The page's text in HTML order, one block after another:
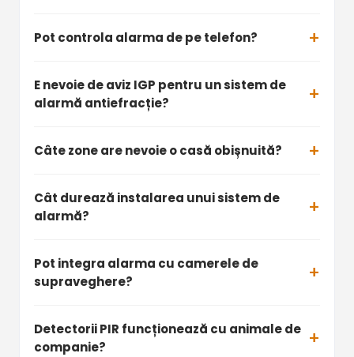
Pot controla alarma de pe telefon?
E nevoie de aviz IGP pentru un sistem de
alarmă antiefracție?
Câte zone are nevoie o casă obișnuită?
Cât durează instalarea unui sistem de
alarmă?
Pot integra alarma cu camerele de
supraveghere?
Detectorii PIR funcționează cu animale de
companie?